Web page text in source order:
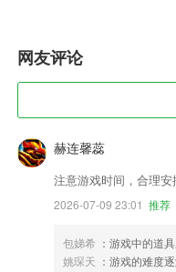
网友评论
赫连馨蕊
注意游戏时间，合理安
2026-07-09 23:01 推荐
包娣希 ：游戏中的道
姚琛天 ：游戏的难度